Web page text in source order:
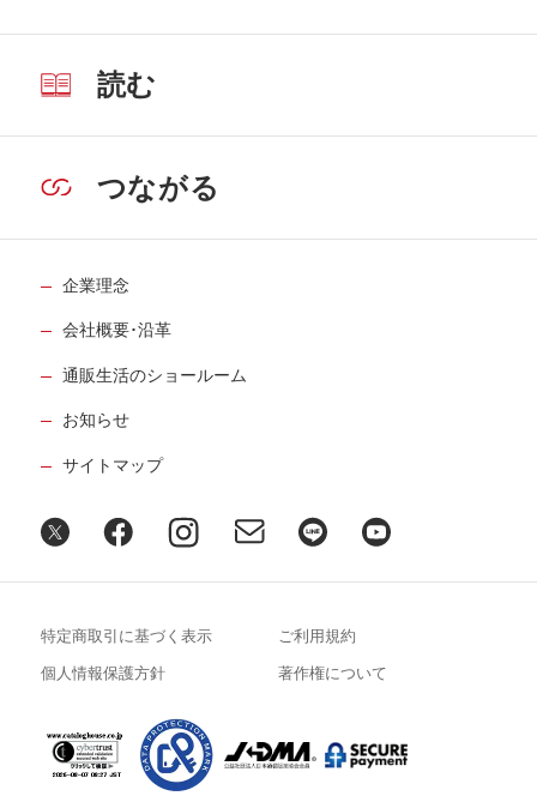
読む
つながる
企業理念
会社概要･沿革
通販生活のショールーム
お知らせ
サイトマップ
特定商取引に基づく表示 ご利用規約
個人情報保護方針 著作権について